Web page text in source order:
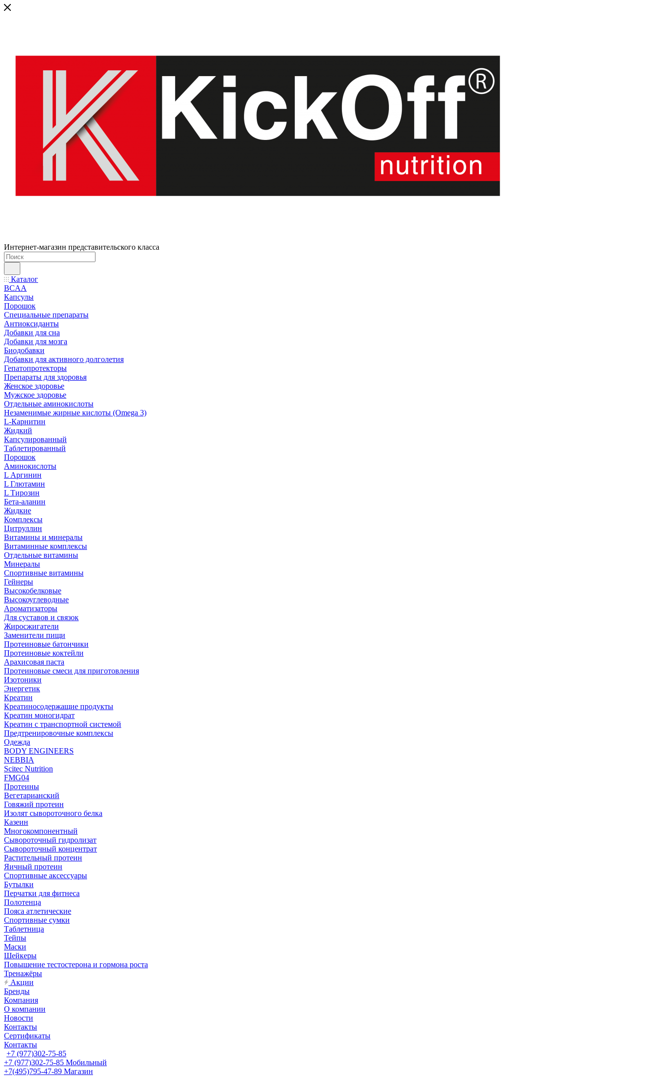
Интернет-магазин представительского класса
Каталог
BCAA
Капсулы
Порошок
Cпециальные препараты
Антиоксиданты
Добавки для сна
Добавки для мозга
Биодобавки
Добавки для активного долголетия
Гепатопротекторы
Препараты для здоровья
Женское здоровье
Мужское здоровье
Отдельные аминокислоты
Незаменимые жирные кислоты (Omega 3)
L-Карнитин
Жидкий
Капсулированный
Таблетированный
Порошок
Аминокислоты
L Аргинин
L Глютамин
L Тирозин
Бета-аланин
Жидкие
Комплексы
Цитруллин
Витамины и минералы
Витаминные комплексы
Отдельные витамины
Минералы
Спортивные витамины
Гейнеры
Высокобелковые
Высокоуглеводные
Ароматизаторы
Для суставов и связок
Жиросжигатели
Заменители пищи
Протеиновые батончики
Протеиновые коктейли
Арахисовая паста
Протеиновые смеси для приготовления
Изотоники
Энергетик
Креатин
Креатиносодержащие продукты
Креатин моногидрат
Креатин с транспортной системой
Предтренировочные комплексы
Одежда
BODY ENGINEERS
NEBBIA
Scitec Nutrition
FMG04
Протеины
Вегетарианский
Говяжий протеин
Изолят сывороточного белка
Казеин
Многокомпонентный
Сывороточный гидролизат
Сывороточный концентрат
Растительный протеин
Яичный протеин
Спортивные аксессуары
Бутылки
Перчатки для фитнеса
Полотенца
Пояса атлетические
Спортивные сумки
Таблетница
Тейпы
Маски
Шейкеры
Повышение тестостерона и гормона роста
Тренажёры
Акции
Бренды
Компания
О компании
Новости
Контакты
Сертификаты
Контакты
+7 (977)302-75-85
+7 (977)302-75-85 Мобильный
+7(495)795-47-89 Магазин